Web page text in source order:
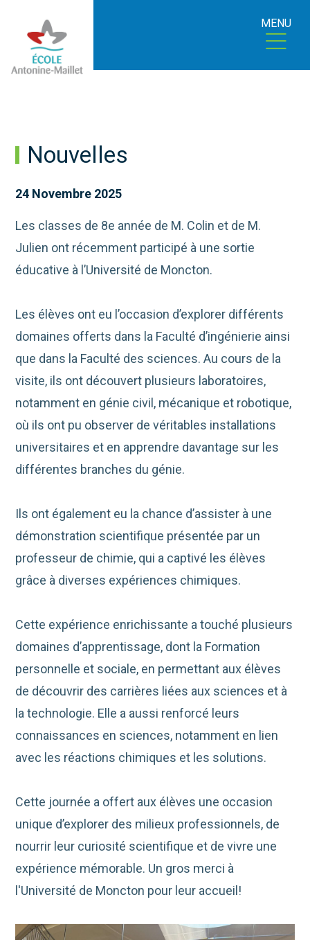
MENU
Nouvelles
24 Novembre 2025
Les classes de 8e année de M. Colin et de M.
Julien ont récemment participé à une sortie
éducative à l’Université de Moncton.
Les élèves ont eu l’occasion d’explorer différents
domaines offerts dans la Faculté d’ingénierie ainsi
que dans la Faculté des sciences. Au cours de la
visite, ils ont découvert plusieurs laboratoires,
notamment en génie civil, mécanique et robotique,
où ils ont pu observer de véritables installations
universitaires et en apprendre davantage sur les
différentes branches du génie.
Ils ont également eu la chance d’assister à une
démonstration scientifique présentée par un
professeur de chimie, qui a captivé les élèves
grâce à diverses expériences chimiques.
Cette expérience enrichissante a touché plusieurs
domaines d’apprentissage, dont la Formation
personnelle et sociale, en permettant aux élèves
de découvrir des carrières liées aux sciences et à
la technologie. Elle a aussi renforcé leurs
connaissances en sciences, notamment en lien
avec les réactions chimiques et les solutions.
Cette journée a offert aux élèves une occasion
unique d’explorer des milieux professionnels, de
nourrir leur curiosité scientifique et de vivre une
expérience mémorable. Un gros merci à
l'Université de Moncton pour leur accueil!